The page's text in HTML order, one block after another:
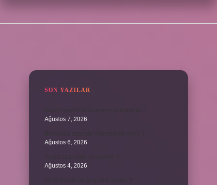
SON YAZILAR
Ağustos 7, 2026
Ağustos 6, 2026
Ağustos 4, 2026